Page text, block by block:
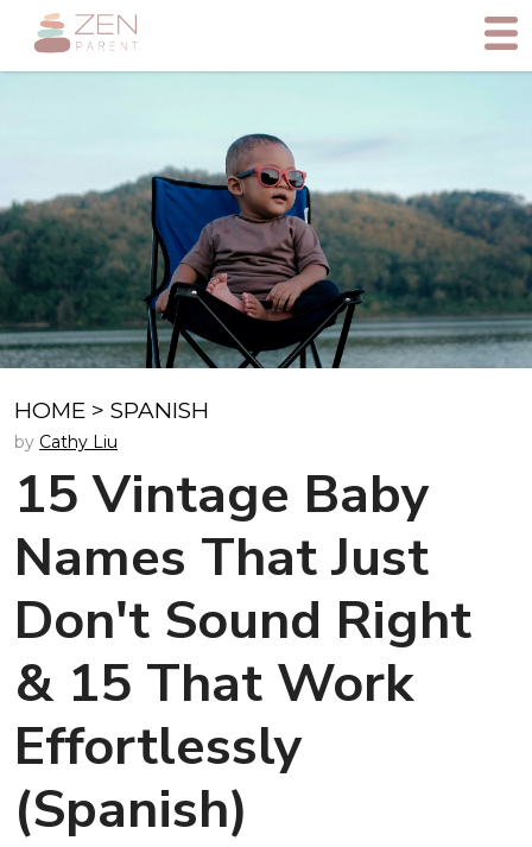
HOME > SPANISH
by Cathy Liu
15 Vintage Baby
Names That Just
Don't Sound Right
& 15 That Work
Effortlessly
(Spanish)